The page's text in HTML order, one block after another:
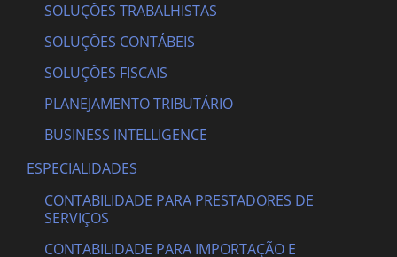
SOLUÇÕES TRABALHISTAS
SOLUÇÕES CONTÁBEIS
SOLUÇÕES FISCAIS
PLANEJAMENTO TRIBUTÁRIO
BUSINESS INTELLIGENCE
ESPECIALIDADES
CONTABILIDADE PARA PRESTADORES DE
SERVIÇOS
CONTABILIDADE PARA IMPORTAÇÃO E